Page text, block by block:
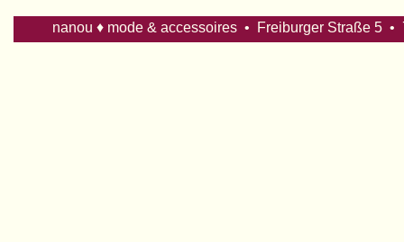
nanou ♦ mode & accessoires • Freiburger Straße 5